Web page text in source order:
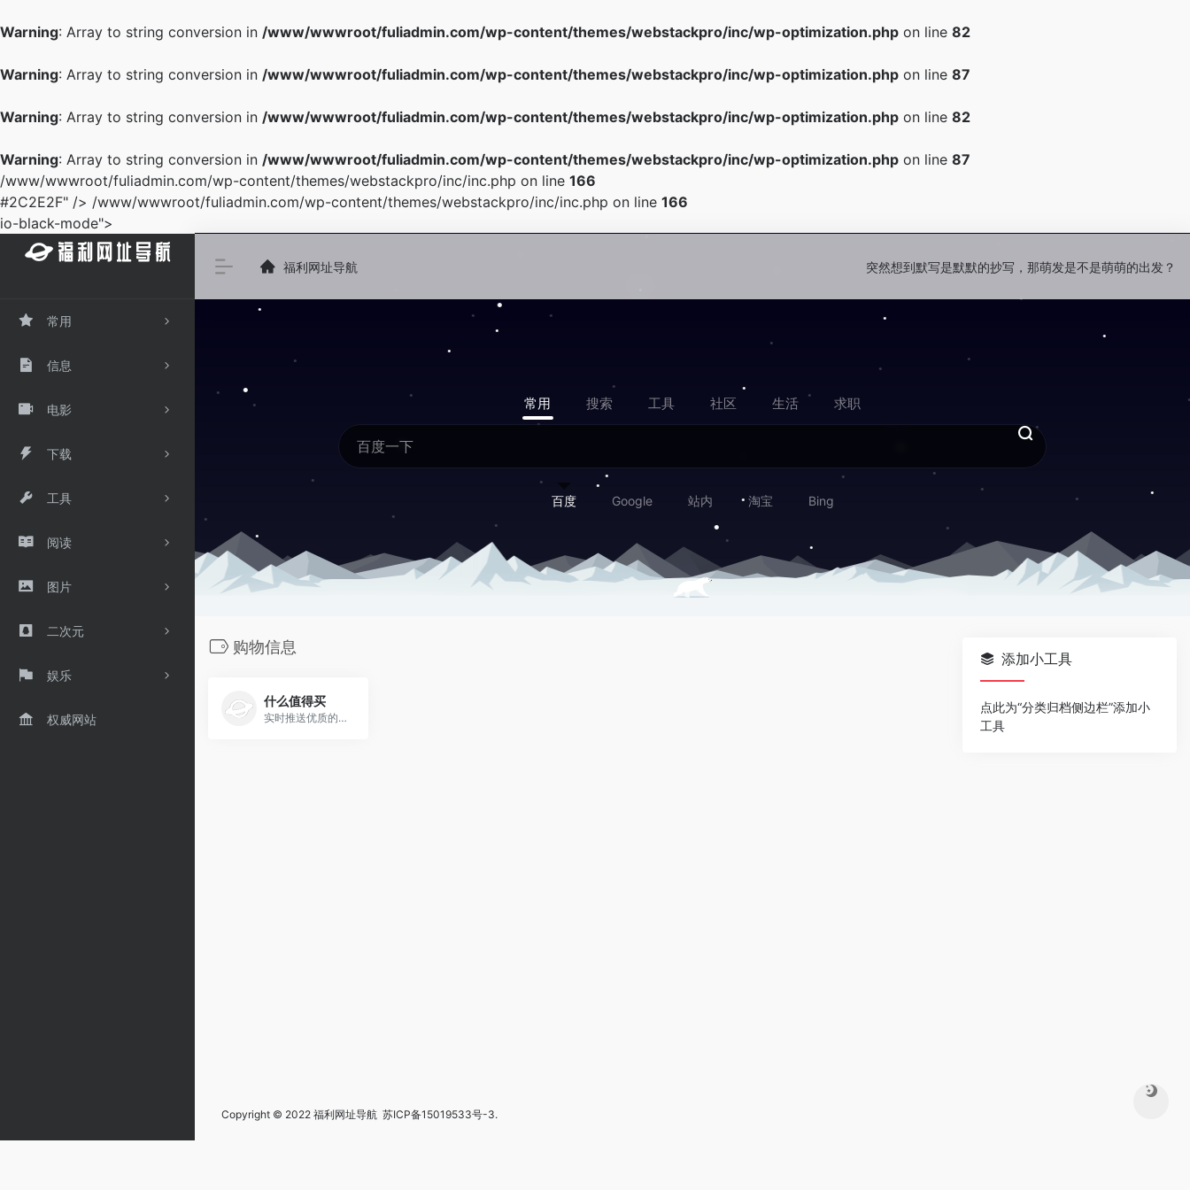
Warning: Array to string conversion in /www/wwwroot/fuliadmin.com/wp-content/themes/webstackpro/inc/wp-optimization.php on line 82
Warning: Array to string conversion in /www/wwwroot/fuliadmin.com/wp-content/themes/webstackpro/inc/wp-optimization.php on line 87
Warning: Array to string conversion in /www/wwwroot/fuliadmin.com/wp-content/themes/webstackpro/inc/wp-optimization.php on line 82
Warning: Array to string conversion in /www/wwwroot/fuliadmin.com/wp-content/themes/webstackpro/inc/wp-optimization.php on line 87
/www/wwwroot/fuliadmin.com/wp-content/themes/webstackpro/inc/inc.php on line 166
#2C2E2F" /> /www/wwwroot/fuliadmin.com/wp-content/themes/webstackpro/inc/inc.php on line 166
io-black-mode">
常用
信息
电影
下载
工具
阅读
图片
二次元
娱乐
权威网站
福利网址导航 突然想到默写是默默的抄写，那萌发是不是萌萌的出发？
常用 搜索 工具 社区 生活 求职
百度 Google 站内 淘宝 Bing
购物信息
什么值得买
实时推送优质的网购优惠信息
添加小工具
点此为“分类归档侧边栏”添加小
工具
Copyright © 2022 福利网址导航 苏ICP备15019533号-3.